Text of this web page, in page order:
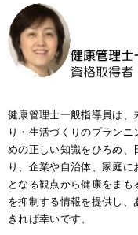
健康管理士一般指導員は、
り・生活づくりのプラン
めの正しい知識をひろめ、
り、企業や自治体、家庭に
となる観点から健康をま
を抑制する情報を提供し
きれば幸いです。